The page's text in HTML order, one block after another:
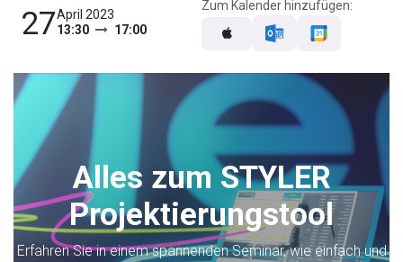
27April 2023
13:30
17:00
Zum Kalender hinzufügen:
Alles zum STYLER
Projektierungstool
Erfahren Sie in einem spannenden Seminar, wie einfach und